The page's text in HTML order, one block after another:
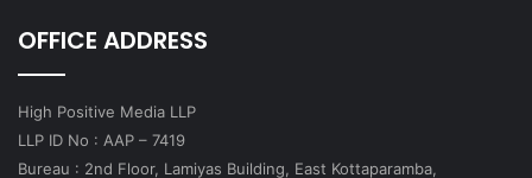
OFFICE ADDRESS
High Positive Media LLP
LLP ID No : AAP – 7419
Bureau : 2nd Floor, Lamiyas Building, East Kottaparamba,